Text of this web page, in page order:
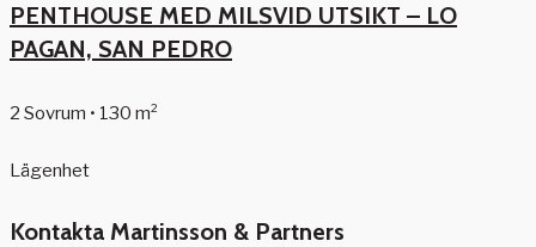
PENTHOUSE MED MILSVID UTSIKT – LO
PAGAN, SAN PEDRO
2 Sovrum • 130 m²
Lägenhet
Kontakta Martinsson & Partners